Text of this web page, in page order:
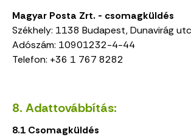
Magyar Posta Zrt. - csomagküldés
Székhely: 1138 Budapest, Dunavirág
Adószám: 10901232-4-44
Telefon: +36 1 767 8282
8. Adattovábbítás:
8.1 Csomagküldés